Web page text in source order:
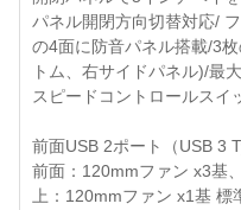
パネル開閉方向切替対応/
の4面に防音パネル搭載/3
トム、右サイドパネル)/最
スピードコントロールスイ
前面USB 2ポート（USB 3
前面：120mmファン x3基
上：120mmファン x1基